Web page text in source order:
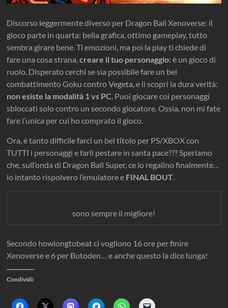
Discorso leggermente diverso per Dragon Ball Xenoverse: il
gioco parte in quarta: bella grafica, ottimo gameplay, tutto
sembra girare bene. Ti emozioni, ma poi la play ti chiede di
fare una cosa strana,creare il tuo personaggio: è un gioco di
ruolo. Disperato cerchi se sia possibile fare un bel
combattimento Goku contro Vegeta, e lì scopri la dura verità:
non esiste la modalità 1 vs PC . Puoi giocare coi personaggi
sbloccati solo contro un secondo giocatore. Ossia, non mi fate
fare l’unica per cui ho comprato il gioco.
Ora, é tanto difficile farci un bel titolo per PS/XBOX con
TUTTI i personaggi e farli pestare in santa pace??? Speriamo
che, sull’onda di Dragon Ball Super, ce lo regalino finalmente…
io intanto rispolvero l’emulatore e FINAL BOUT
sono sempre il migliore!
Secondo howlongtobeat ci vogliono 16 ore per finire
Xenoverse e 6 per Butoden… e anche questo la dice lunga!
Condividi:
F F F F F F